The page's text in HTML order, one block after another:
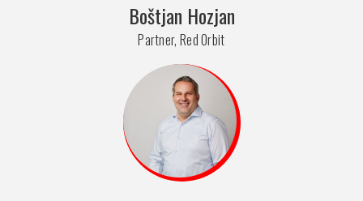
Boštjan Hozjan
Partner, Red Orbit